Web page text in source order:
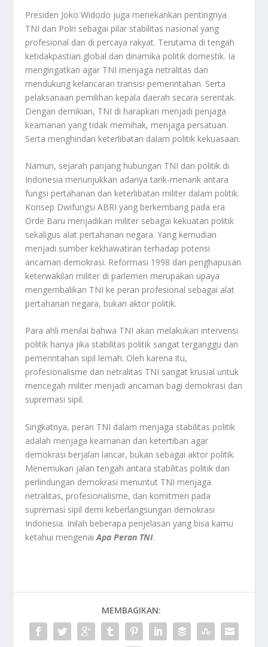
Presiden Joko Widodo juga menekankan pentingnya
TNI dan Polri sebagai pilar stabilitas nasional yang
profesional dan di percaya rakyat. Terutama di tengah
ketidakpastian global dan dinamika politik domestik. Ia
mengingatkan agar TNI menjaga netralitas dan
mendukung kelancaran transisi pemerintahan. Serta
pelaksanaan pemilihan kepala daerah secara serentak.
Dengan demikian, TNI di harapkan menjadi penjaga
keamanan yang tidak memihak, menjaga persatuan.
Serta menghindari keterlibatan dalam politik kekuasaan.
Namun, sejarah panjang hubungan TNI dan politik di
Indonesia menunjukkan adanya tarik-menarik antara
fungsi pertahanan dan keterlibatan militer dalam politik.
Konsep Dwifungsi ABRI yang berkembang pada era
Orde Baru menjadikan militer sebagai kekuatan politik
sekaligus alat pertahanan negara. Yang kemudian
menjadi sumber kekhawatiran terhadap potensi
ancaman demokrasi. Reformasi 1998 dan penghapusan
keterwakilan militer di parlemen merupakan upaya
mengembalikan TNI ke peran profesional sebagai alat
pertahanan negara, bukan aktor politik.
Para ahli menilai bahwa TNI akan melakukan intervensi
politik hanya jika stabilitas politik sangat terganggu dan
pemerintahan sipil lemah. Oleh karena itu,
profesionalisme dan netralitas TNI sangat krusial untuk
mencegah militer menjadi ancaman bagi demokrasi dan
supremasi sipil.
Singkatnya, peran TNI dalam menjaga stabilitas politik
adalah menjaga keamanan dan ketertiban agar
demokrasi berjalan lancar, bukan sebagai aktor politik.
Menemukan jalan tengah antara stabilitas politik dan
perlindungan demokrasi menuntut TNI menjaga
netralitas, profesionalisme, dan komitmen pada
supremasi sipil demi keberlangsungan demokrasi
Indonesia. Inilah beberapa penjelasan yang bisa kamu
ketahui mengenaiApa Peran TNI.
MEMBAGIKAN: